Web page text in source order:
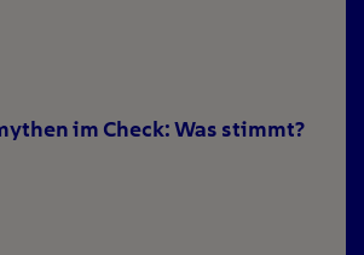
im Check: Was stimmt?